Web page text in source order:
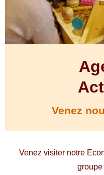
Venez
Venez visiter notre
groupe